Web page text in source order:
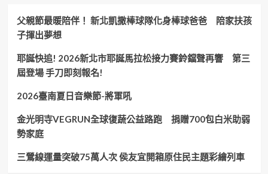
劇
助
世
嘉
義
新
院
父親節最暖陪伴！ 新北凱撒棒球隊化身棒球爸爸 陪家扶孩
子揮出夢想
耶誕快追! 2026新北市耶誕馬拉松接力賽鈴鐺聲再響 第三
屆登場 手刀即刻報名!
2026臺南夏日音樂節-將軍吼
金光明寺VEGRUN全球復蔬公益路跑 捐贈700包白米助弱
勢家庭
三鶯線運量突破75萬人次 侯友宜開箱原住民主題彩繪列車